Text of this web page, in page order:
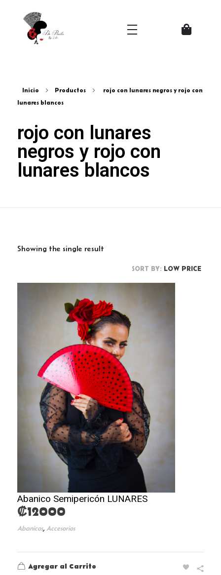
Inicio Productos
rojo con lunares negros y rojo con
lunares blancos
rojo con lunares
negros y rojo con
lunares blancos
Showing the single result
SORT BY: LOW PRICE
Abanico Semipericón LUNARES
₡12000
Abanicos,Accesorios
Agregar al Carrito